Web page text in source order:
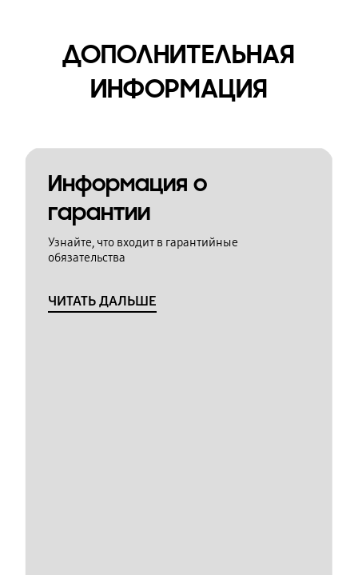
ДОПОЛНИТЕЛЬНАЯ
ИНФОРМАЦИЯ
Информация о
гарантии
Узнайте, что входит в гарантийные
обязательства
ЧИТАТЬ ДАЛЬШЕ